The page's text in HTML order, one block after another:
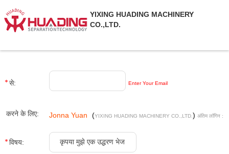
YIXING HUADING MACHINERY
CO.,LTD.
से: Enter Your Email
करने के लिए: Jonna Yuan (YIXING HUADING MACHINERY CO.,LTD. ) अंतिम लॉगिन :
9 घंटे 57 minuts पहले
विषय: